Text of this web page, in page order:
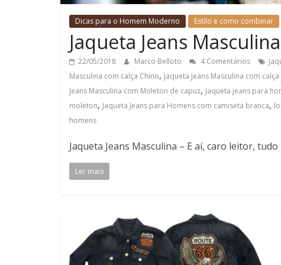
Dicas para o Homem Moderno Estilo e como combinar
Jaqueta Jeans
22/05/2018 Marco Belloto 4 Comentários
Masculina com calça Chino, Jaqueta Jeans Masculina com
Jeans Masculina com Moleton de capuz, Jaqueta jeans para
moleton, Jaqueta Jeans para Homens com camiseta branca,
homens
Jaqueta Jeans Masculina – E aí, caro leitor,
Ler mais